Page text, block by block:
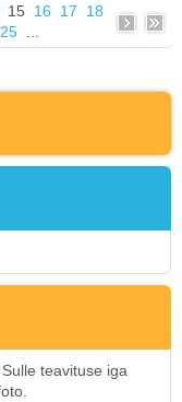
15 16 17
18
25...
teavituse iga